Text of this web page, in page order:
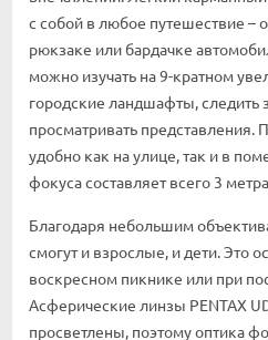
с собой в любое путешествие –
рюкзаке или бардачке
можно изучать на 9-кратном
городские ландшафты, следить
просматривать представления.
удобно как на улице, так и в
фокуса составляет всего 3
Благодаря небольшим
смогут и взрослые, и дети. Это
воскресном пикнике или при
Асферические линзы PENTAX
просветлены, поэтому оптика